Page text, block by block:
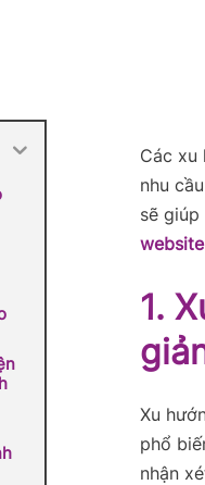
Các xu
nhu
sẽ
website
1.
Xu
phổ
nhận